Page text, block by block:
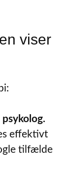
viser
effektivt
tilfælde